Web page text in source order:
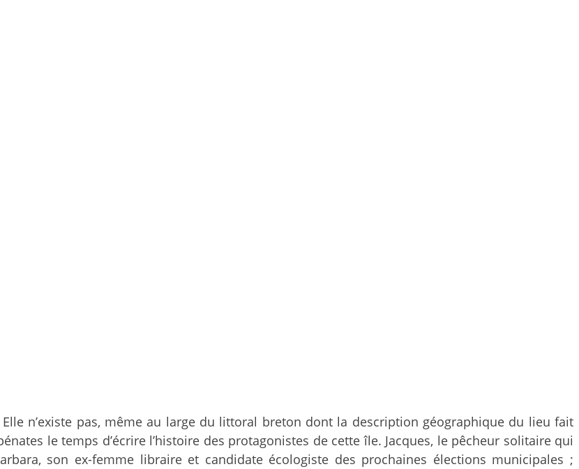
n’existe pas, même au large du littoral breton dont la description géographique du lieu fait
le temps d’écrire l’histoire des protagonistes de cette île. Jacques, le pêcheur solitaire qui
son ex-femme libraire et candidate écologiste des prochaines élections municipales ;